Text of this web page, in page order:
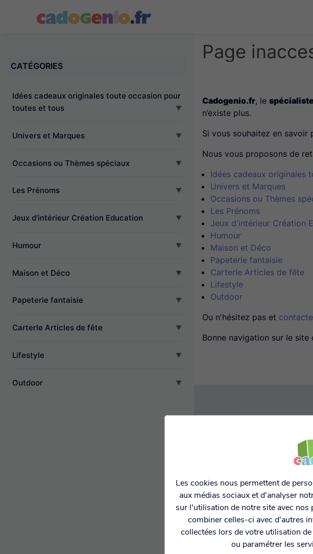
Cadogenio.fr
CATÉGORIES
Idées cadeaux originales toute occasion pour
toutes et tous
Univers et Marques
Occasions ou Thèmes spéciaux
Les Prénoms
Jeux d'intérieur Création Education
Humour
Maison et Déco
Papeterie fantaisie
CarterIe Articles de fête
Lifestyle
Outdoor
Page
Cadogenio.fr, le
n’existe plus.
Si vous souhaitez en savoir
Nous vous proposons de
Idées cadeaux originales
Univers et Marques
Occasions ou Thèmes
Les Prénoms
Jeux d'intérieur Création
Humour
Maison et Déco
Papeterie fantaisie
CarterIe Articles de fête
Lifestyle
Outdoor
Ou n'hésitez pas et
Bonne navigation sur le
PAIEMENT SÉCURISÉ
CIC MONETICO
Les cookies nous permettent de
aux médias sociaux et d'analyser
sur l'utilisation de notre site avec nos
combiner celles-ci avec d'autres
collectées lors de votre utilisation
ou paramétrer les